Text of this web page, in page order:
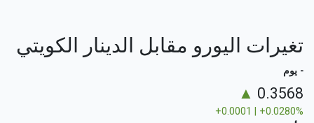
تغيرات اليورو مقابل الدينار الكويتي
- يوم
0.3568
▲
+0.0001 | +0.0280%